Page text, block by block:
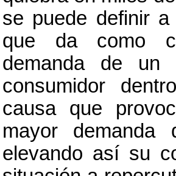
se puede definir
que da como
demanda de un
consumidor
causa que
mayor demanda
elevando así su